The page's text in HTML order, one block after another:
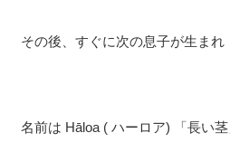
その後、すぐに次の息子が生まれ
名前は Hāloa ( ハーロア) 「長い茎